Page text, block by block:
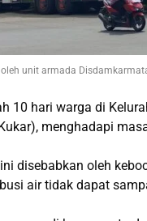
unit armada
10 hari warga di
menghadapi
disebabkan oleh
air tidak dapat